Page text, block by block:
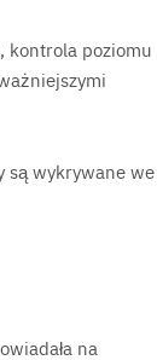
kontrola poziomu
są wykrywane we
na